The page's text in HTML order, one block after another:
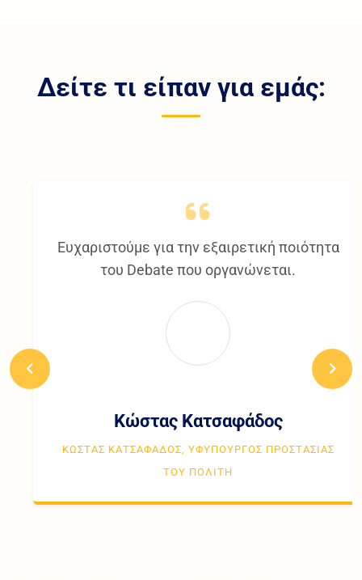
Δείτε τι είπαν για εμάς:
Ευχαριστούμε για την εξαιρετική ποιότητα
του Debate που οργανώνεται.
Κώστας Κατσαφάδος
ΚΏΣΤΑΣ ΚΑΤΣΑΦΆΔΟΣ, ΥΦΥΠΟΥΡΓΌΣ ΠΡΟΣΤΑΣΊΑΣ
ΤΟΥ ΠΟΛΊΤΗ